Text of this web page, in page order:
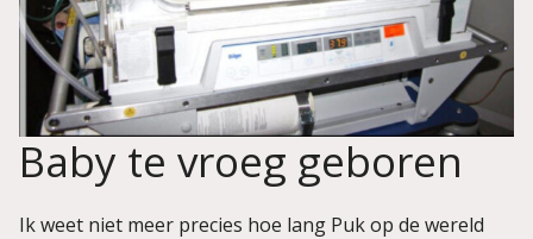
Baby te vroeg geboren
Ik weet niet meer precies hoe lang Puk op de wereld